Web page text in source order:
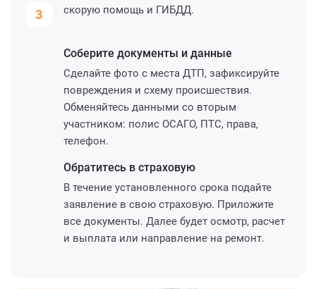
3
скорую помощь и ГИБДД.
Соберите документы и данные
Сделайте фото с места ДТП, зафиксируйте
повреждения и схему происшествия.
Обменяйтесь данными со вторым
участником: полис ОСАГО, ПТС, права,
телефон.
Обратитесь в страховую
В течение установленного срока подайте
заявление в свою страховую. Приложите
все документы. Далее будет осмотр, расчет
и выплата или направление на ремонт.